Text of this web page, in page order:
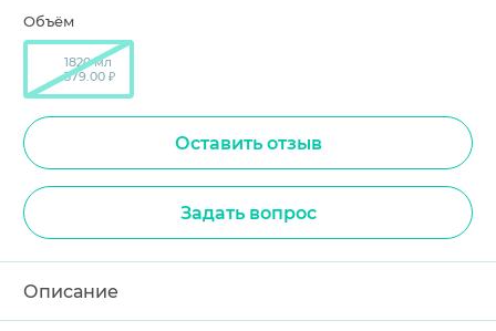
Объём
1820 мл
379.00 ₽
Оставить отзыв
Задать вопрос
Описание